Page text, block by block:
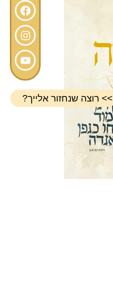
>> רוצה שנחזור אלייך?